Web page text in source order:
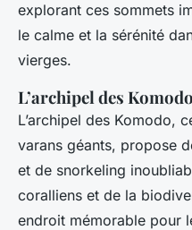
explorant ces sommets
le calme et la sérénité
vierges.
L’archipel des
L’archipel des Komodo,
varans géants, propose
et de snorkeling
coralliens et de la
endroit mémorable pour